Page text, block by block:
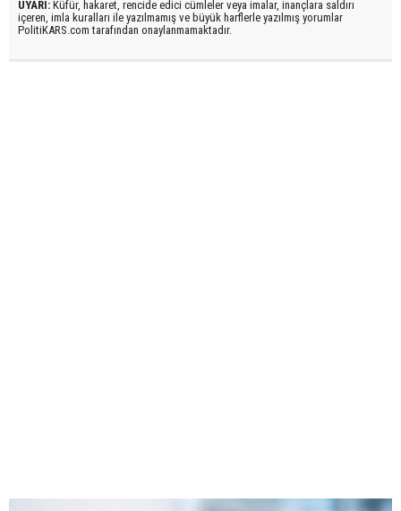
UYARI: Küfür, hakaret, rencide edici cümleler veya imalar, inançlara saldırı
içeren, imla kuralları ile yazılmamış ve büyük harflerle yazılmış yorumlar
PolitiKARS.com tarafından onaylanmamaktadır.